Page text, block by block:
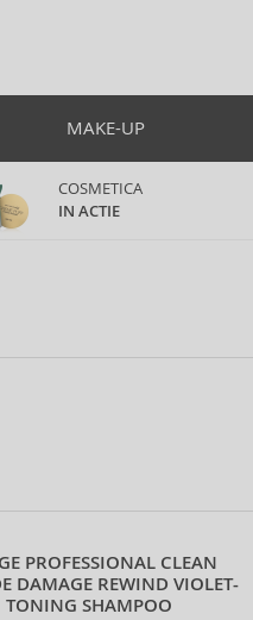
MAKE-UP
COSMETICA
IN ACTIE
PROFESSIONAL CLEAN
DAMAGE REWIND VIOLET-
TONING SHAMPOO